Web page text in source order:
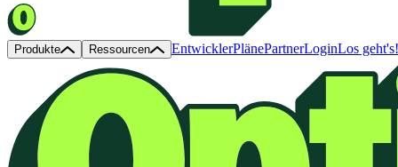
Produkte Ressourcen EntwicklerPlänePartnerLoginLos geht's!